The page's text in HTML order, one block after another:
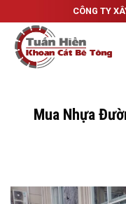
to
content
CÔNG TY
Mua Nhựa